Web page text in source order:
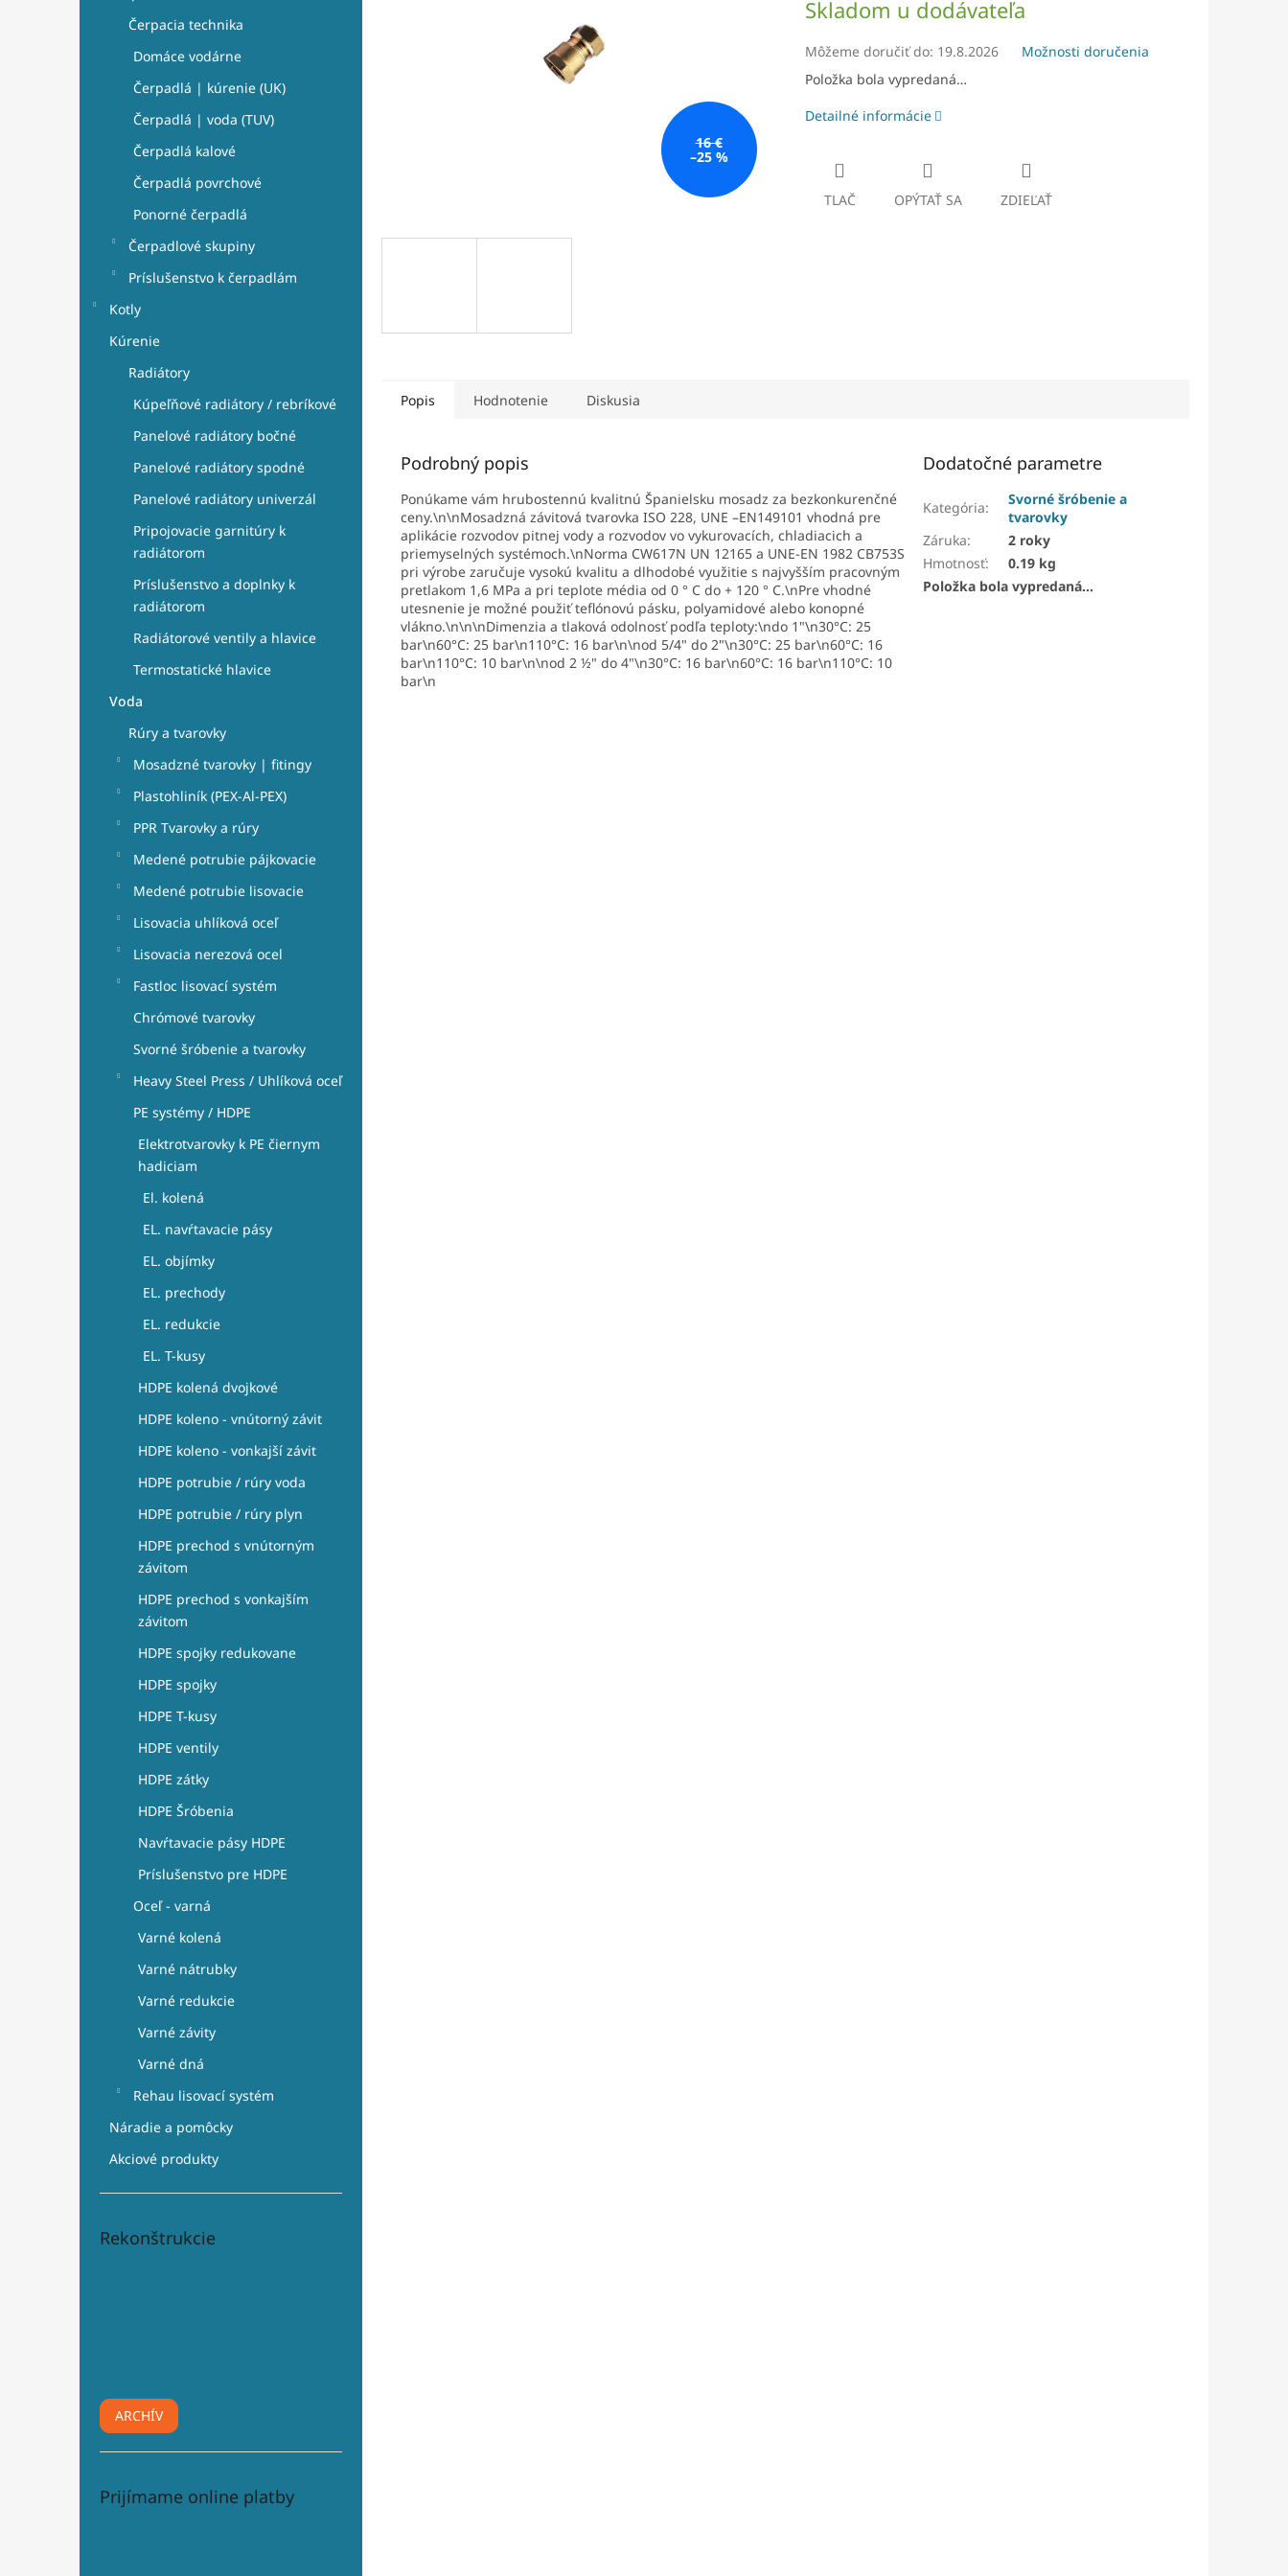
Čerpacia technika
Domáce vodárne
Čerpadlá | kúrenie (UK)
Čerpadlá | voda (TUV)
Čerpadlá kalové
Čerpadlá povrchové
Ponorné čerpadlá
Čerpadlové skupiny
Príslušenstvo k čerpadlám
Kotly
Kúrenie
Radiátory
Kúpeľňové radiátory / rebríkové
Panelové radiátory bočné
Panelové radiátory spodné
Panelové radiátory univerzál
Pripojovacie garnitúry k
radiátorom
Príslušenstvo a doplnky k
radiátorom
Radiátorové ventily a hlavice
Termostatické hlavice
Voda
Rúry a tvarovky
Mosadzné tvarovky | fitingy
Plastohliník (PEX-Al-PEX)
PPR Tvarovky a rúry
Medené potrubie pájkovacie
Medené potrubie lisovacie
Lisovacia uhlíková oceľ
Lisovacia nerezová ocel
Fastloc lisovací systém
Chrómové tvarovky
Svorné šróbenie a tvarovky
Heavy Steel Press / Uhlíková oceľ
PE systémy / HDPE
Elektrotvarovky k PE čiernym
hadiciam
El. kolená
EL. navŕtavacie pásy
EL. objímky
EL. prechody
EL. redukcie
EL. T-kusy
HDPE kolená dvojkové
HDPE koleno - vnútorný závit
HDPE koleno - vonkajší závit
HDPE potrubie / rúry voda
HDPE potrubie / rúry plyn
HDPE prechod s vnútorným
závitom
HDPE prechod s vonkajším
závitom
HDPE spojky redukovane
HDPE spojky
HDPE T-kusy
HDPE ventily
HDPE zátky
HDPE Šróbenia
Navŕtavacie pásy HDPE
Príslušenstvo pre HDPE
Oceľ - varná
Varné kolená
Varné nátrubky
Varné redukcie
Varné závity
Varné dná
Rehau lisovací systém
Náradie a pomôcky
Akciové produkty
Rekonštrukcie
ARCHÍV
Prijímame online platby
16 €
–25 %
cena:
Skladom u dodávateľa
Môžeme doručiť do: 19.8.2026
Možnosti doručenia
Položka bola vypredaná…
Detailné informácie
TLAČ OPÝTAŤ SA ZDIEĽAŤ
Popis Hodnotenie Diskusia
Podrobný popis
Ponúkame vám hrubostennú kvalitnú Španielsku mosadz za bezkonkurenčné
ceny.\n\nMosadzná závitová tvarovka ISO 228, UNE –EN149101 vhodná pre
aplikácie rozvodov pitnej vody a rozvodov vo vykurovacích, chladiacich a
priemyselných systémoch.\nNorma CW617N UN 12165 a UNE-EN 1982 CB753S
pri výrobe zaručuje vysokú kvalitu a dlhodobé využitie s najvyšším pracovným
pretlakom 1,6 MPa a pri teplote média od 0 ° C do + 120 ° C.\nPre vhodné
utesnenie je možné použiť teflónovú pásku, polyamidové alebo konopné
vlákno.\n\n\nDimenzia a tlaková odolnosť podľa teploty:\ndo 1"\n30°C: 25
bar\n60°C: 25 bar\n110°C: 16 bar\n\nod 5/4" do 2"\n30°C: 25 bar\n60°C: 16
bar\n110°C: 10 bar\n\nod 2 ½" do 4"\n30°C: 16 bar\n60°C: 16 bar\n110°C: 10
bar\n
Dodatočné parametre
Kategória:
Svorné šróbenie a
tvarovky
Záruka:
2 roky
Hmotnosť:
0.19 kg
Položka bola vypredaná…